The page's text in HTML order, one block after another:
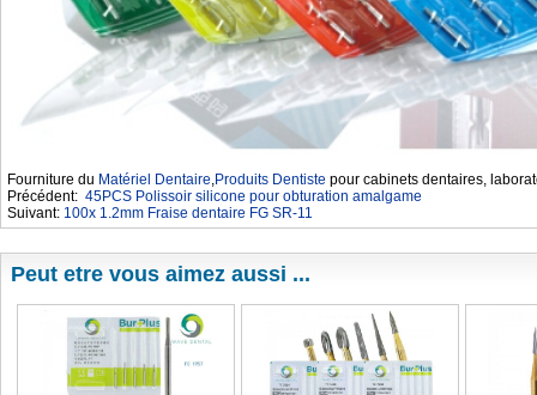
Fourniture du Matériel Dentaire,Produits Dentiste pour cabinets dentaires,
Précédent: 45PCS Polissoir silicone pour obturation amalgame
Suivant: 100x 1.2mm Fraise dentaire FG SR-11
Peut etre vous aimez aussi ...